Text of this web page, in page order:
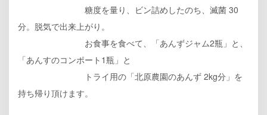
糖度を量り、ビン詰めしたのち、滅菌 30
分。脱気で出来上がり。
お食事を食べて、「あんずジャム2瓶」と、
「あんすのコンポート1瓶」と
トライ用の「北原農園のあんず 2kg分」を
持ち帰り頂けます。